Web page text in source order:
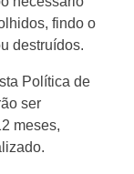
findo o
destruídos.
Política de
ser
meses,